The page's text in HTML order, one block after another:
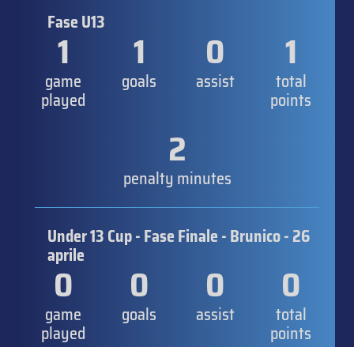
Fase U13
1
game
played
1
goals
0
assist
1
total
points
2
penalty minutes
Under 13 Cup - Fase Finale - Brunico - 26
aprile
0
game
played
0
goals
0
assist
0
total
points